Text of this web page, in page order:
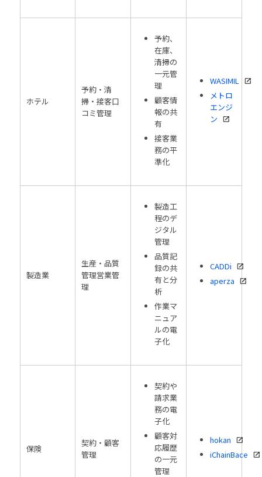
ホテル
予約・清
掃・接客口
コミ管理
予約、
在庫、
清掃の
一元管
理
顧客情
報の共
有
接客業
務の平
準化
WASIMIL
メトロ
エンジ
ン
製造業
生産・品質
管理営業管
理
製造工
程のデ
ジタル
管理
品質記
録の共
有と分
析
作業マ
ニュア
ルの電
子化
CADDi
aperza
保険
契約・顧客
管理
契約や
請求業
務の電
子化
顧客対
応履歴
の一元
管理
hokan
iChainBace